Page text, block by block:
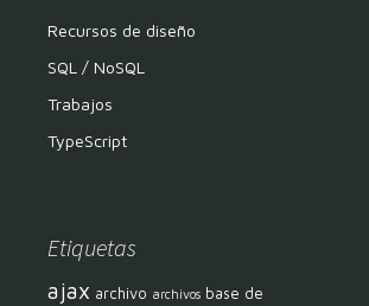
Recursos de diseño
SQL / NoSQL
Trabajos
TypeScript
Etiquetas
ajax archivo archivos base de